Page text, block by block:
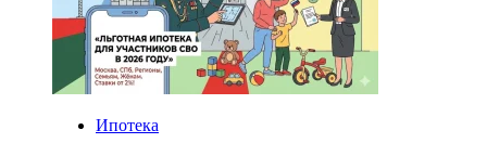
Ипотека